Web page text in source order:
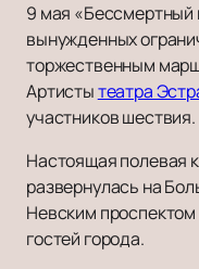
9 мая «Бессмертный
вынужденных
торжественным
Артистытеатра
участников шествия.
Настоящая полевая
развернулась на
Невским
гостей города.